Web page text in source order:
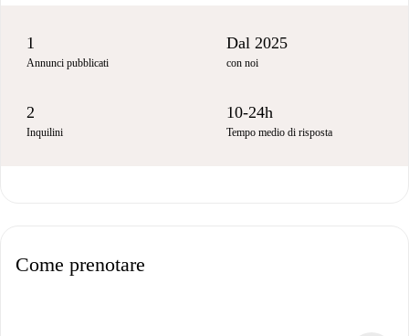
1
Annunci pubblicati
Dal 2025
con noi
2
Inquilini
10-24h
Tempo medio di risposta
Come prenotare